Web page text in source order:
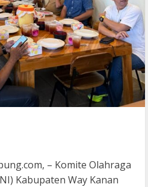
– Komite Olahraga
Kabupaten Way Kanan